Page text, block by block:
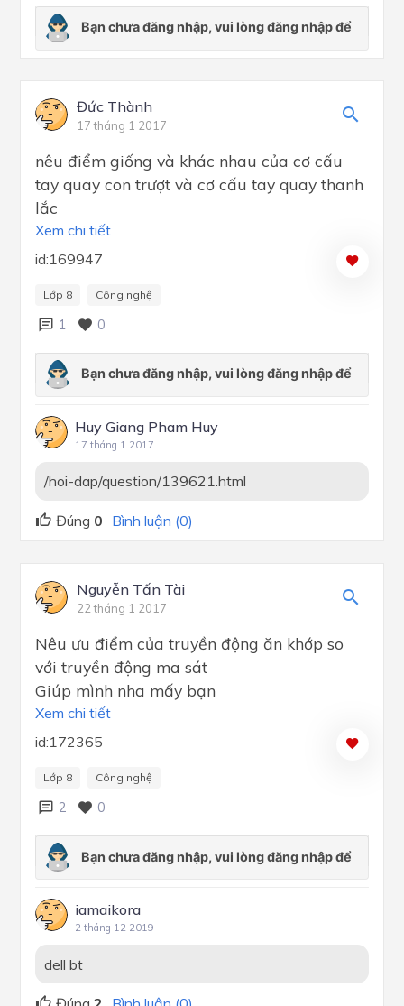
Đức Thành
17 tháng 1 2017
nêu điểm giống và khác nhau của cơ cấu
tay quay con trượt và cơ cấu tay quay thanh
lắc
Xem chi tiết
id:169947
Lớp 8 Công nghệ
1 0
Huy Giang Pham Huy
17 tháng 1 2017
/hoi-dap/question/139621.html
Đúng 0 Bình luận (0)
Nguyễn Tấn Tài
22 tháng 1 2017
Nêu ưu điểm của truyền động ăn khớp so
với truyền động ma sát
Giúp mình nha mấy bạn
Xem chi tiết
id:172365
Lớp 8 Công nghệ
2 0
iamaikora
2 tháng 12 2019
dell bt